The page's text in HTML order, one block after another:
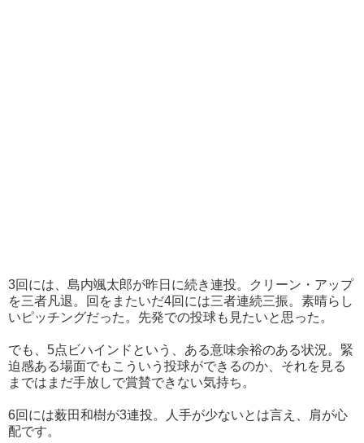
3回には、島内颯太郎が昨日に続き連投。クリーン・アップ
を三者凡退。回をまたいだ4回には三者連続三振。素晴らし
いピッチングだった。先発での投球も見たいと思った。
でも、5点ビハインドという、ある意味余裕のある状況。緊
迫感ある場面でもこういう投球ができるのか、それを見る
まではまだ手放しで賞賛できない気持ち。
6回には薮田和樹が3連投。人手が少ないとは言え、肩が心
配です。